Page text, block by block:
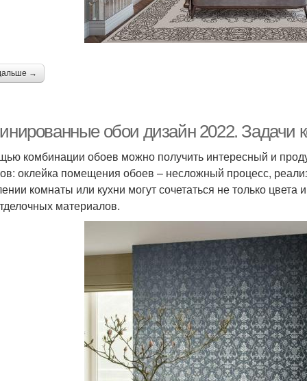
→
обои дизайн 2022. Задачи
комбинации обоев можно получить интересный и
оклейка помещения обоев – несложный процесс,
комнаты или кухни могут сочетаться не только цвета
материалов.